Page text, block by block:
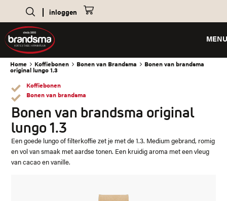
inloggen
MENU
Home Koffiebonen Bonen van Brandsma Bonen van brandsma
original lungo 1.3
Koffiebonen
Bonen van brandsma
Bonen van brandsma original
lungo 1.3
Een goede lungo of filterkoffie zet je met de 1.3. Medium gebrand, romig
en vol van smaak met aardse tonen. Een kruidig aroma met een vleug
van cacao en vanille.